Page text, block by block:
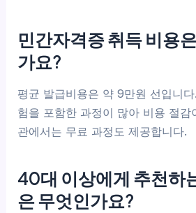
민간자격증 취득 비용
가요?
평균 발급비용은 약 9만원 선입니
험을 포함한 과정이 많아 비용 절감
관에서는 무료 과정도 제공합니다.
40대 이상에게 추천하
은 무엇인가요?